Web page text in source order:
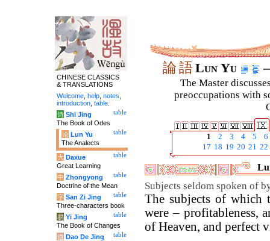
論語Lun Yu
The Master
preoccupations with
1 2 3 4 5
6
17 18 19 20 21 22
Subjects seldom spoken of
The subjects of which
were – profitableness,
of Heaven, and perfect
CHINESE CLASSICS
& TRANSLATIONS
Welcome help notes
introduction table
table
诗 Shi Jing
The Book of Odes
table
论 Lun Yu
The Analects
table
大 Daxue
Great Learning
table
中 Zhongyong
Doctrine of the Mean
table
字 San Zi Jing
Three-characters book
table
易 Yi Jing
The Book of Changes
table
道 Dao De Jing